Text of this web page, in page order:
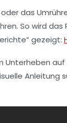
das
So wird
gezeigt: